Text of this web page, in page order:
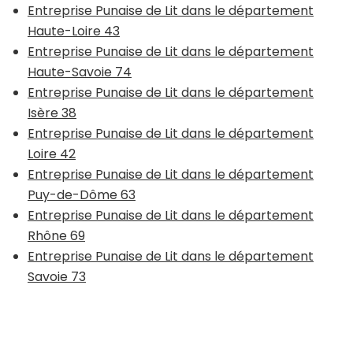
Entreprise Punaise de Lit dans le département
Haute-Loire 43
Entreprise Punaise de Lit dans le département
Haute-Savoie 74
Entreprise Punaise de Lit dans le département
Isère 38
Entreprise Punaise de Lit dans le département
Loire 42
Entreprise Punaise de Lit dans le département
Puy-de-Dôme 63
Entreprise Punaise de Lit dans le département
Rhône 69
Entreprise Punaise de Lit dans le département
Savoie 73